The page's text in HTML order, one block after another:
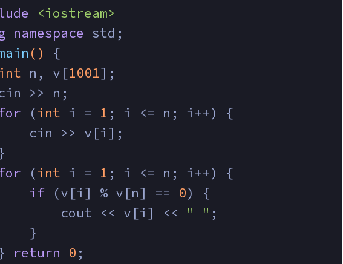
<iostream>
namespace std;
()
{
n, v[1001];
>> n;
(int i = 1 ; i <= n; i++) {
cin >> v[i];
(int i = 1 ; i <= n; i++) {
if (v[i] % v[n] == 0) {
cout << v[i] <<
" " ;
}
return 0 ;